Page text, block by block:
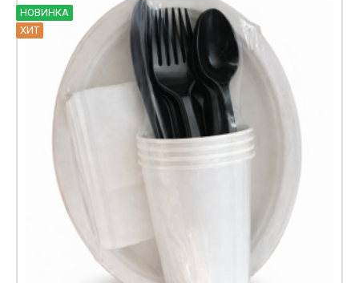
НОВИНКА
ХИТ